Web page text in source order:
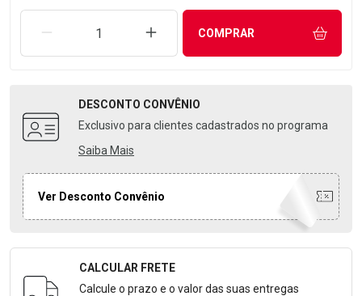
REMOVER UMA UNIDADEAUMENTAR UMA UNIDADE
COMPRAR
DESCONTO CONVÊNIO
Exclusivo para clientes cadastrados no programa
Saiba Mais
Ver Desconto Convênio
Formulário para Calcular o Frete
CALCULAR FRETE
Calcule o prazo e o valor das suas entregas